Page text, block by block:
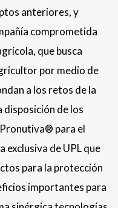
anteriores, y
comprometida
que busca
por medio de
a los retos de la
de los
para el
de UPL que
para la protección
importantes para